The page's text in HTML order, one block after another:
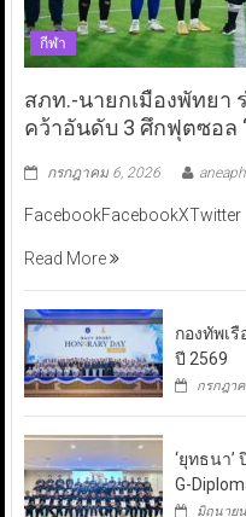
กีฬา
สภท.-นายกเมืองพัทยา
คว้าอันดับ 3 ศึกฟุตซอล
กรกฎาคม 6, 2026
FacebookFacebookXTwitter
Read More
กองทัพเ
ปี 2569
กรกฎาค
‘ยุทธนา
G-
มิถุนาย